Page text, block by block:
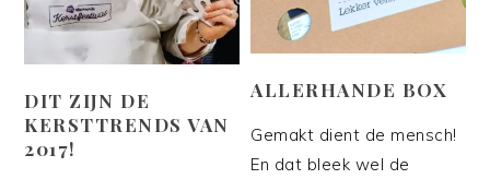
DIT ZIJN DE
KERSTTRENDS VAN
2017!
ALLERHANDE BOX
Gemakt dient de mensch!
En dat bleek wel de